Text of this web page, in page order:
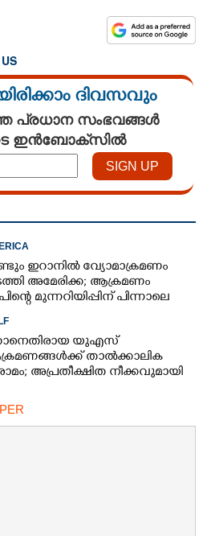
ദിവസവും
പ്രധാന സംഭവങ്ങൾ
ഇൻബോക്സിൽ
ഇറാനിൽ വ്യോമാക്രമണം
അമേരിക്ക; ആക്രമണം
മുന്നറിയിപ്പിന് പിന്നാലെ
യുഎസ്
താൽക്കാലിക
അപ്രതീക്ഷിത നീക്കവുമായി
×
this link
Copy Link